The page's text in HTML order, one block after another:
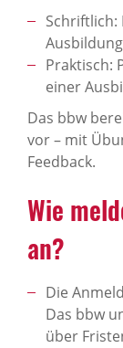
Schriftlich:
Praktisch:
einer
Das bbw
vor – mit
Feedback.
Wie
an?
Die
Das bbw
über